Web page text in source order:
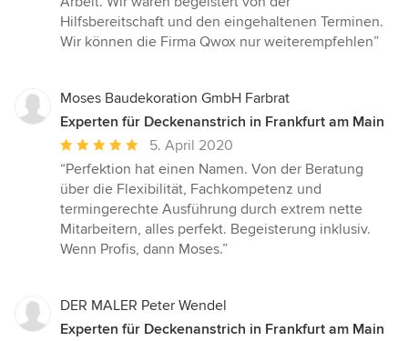
Sternen
Hilfsbereitschaft und den eingehaltenen Terminen.
Wir können die Firma Qwox nur weiterempfehlen”
Moses Baudekoration GmbH Farbrat
Experten für Deckenanstrich in Frankfurt am Main
Durchschnittliche
Bewertung:
5
von
5
Sternen
5. April 2020
“Perfektion hat einen Namen. Von der Beratung
über die Flexibilität, Fachkompetenz und
termingerechte Ausführung durch extrem nette
Mitarbeitern, alles perfekt. Begeisterung inklusiv.
Wenn Profis, dann Moses.”
DER MALER Peter Wendel
Experten für Deckenanstrich in Frankfurt am Main